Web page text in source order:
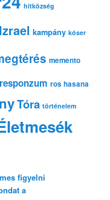
hitközség
Izrael kampány kóser
memento
responzum ros hasana
Tóra történelem
figyelni
a